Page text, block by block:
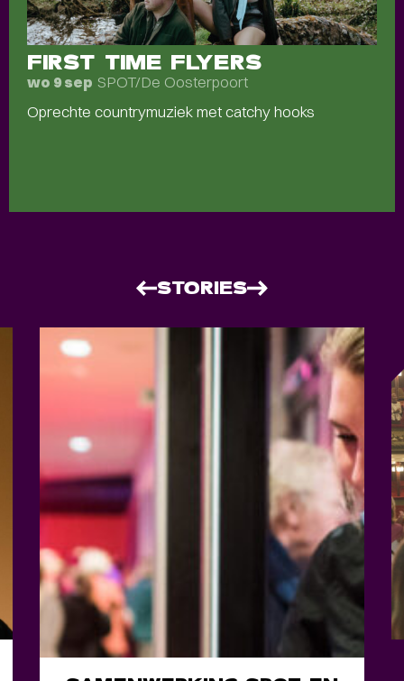
FIRST TIME FLYERS
wo 9 sep SPOT/De Oosterpoort
Oprechte countrymuziek met catchy hooks
STORIES